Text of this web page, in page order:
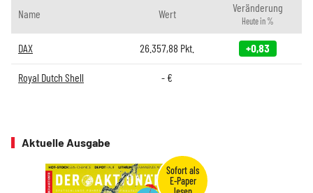
Name Wert Veränderung
Heute in %
DAX 26.357,88 Pkt. +0,83
Royal Dutch Shell - €
Aktuelle Ausgabe